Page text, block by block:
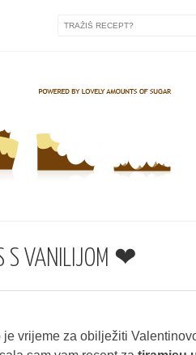
S VANILIJOM ❤
vrijeme za obilježiti